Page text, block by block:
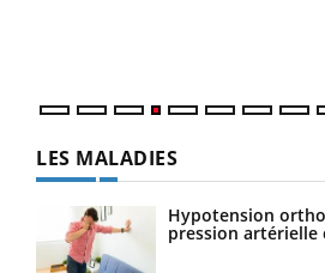
LES MALADIES
Hypotension
pression artérielle